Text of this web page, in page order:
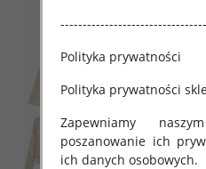
Polityka prywatności
Polityka prywatności
Zapewniamy
poszanowanie ich
ich danych osobowych.